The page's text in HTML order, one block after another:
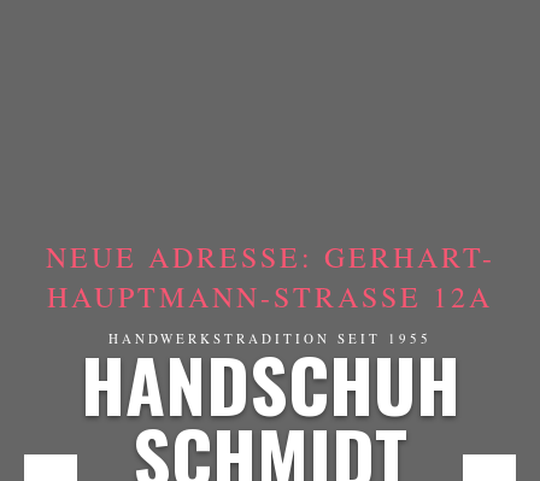
NEUE ADRESSE: GERHART-
HAUPTMANN-STRASSE 12A
HANDWERKSTRADITION SEIT 1955
HANDSCHUH
SCHMIDT